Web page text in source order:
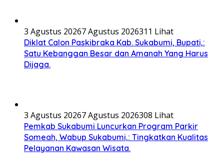
3 Agustus 20267 Agustus 2026311 Lihat
Diklat Calon Paskibraka Kab. Sukabumi, Bupati,:
Satu Kebanggan Besar dan Amanah Yang Harus
Dijaga.
3 Agustus 20267 Agustus 2026308 Lihat
Pemkab Sukabumi Luncurkan Program Parkir
Someah, Wabup Sukabumi,: Tingkatkan Kualitas
Pelayanan Kawasan Wisata.